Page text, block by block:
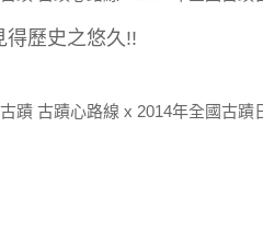
得歷史之悠久!!